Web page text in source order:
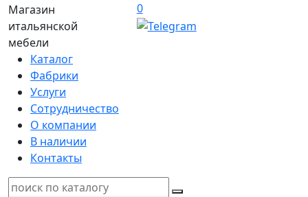
Магазин
итальянской
мебели
0
Каталог
Фабрики
Услуги
Сотрудничество
О компании
В наличии
Контакты